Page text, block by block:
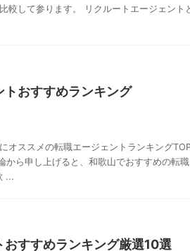
較して参ります。 リクルートエージェント
おすすめランキング
オススメの転職エージェントランキング
ら申し上げると、和歌山でおすすめの転
...
すすめランキング厳選10選